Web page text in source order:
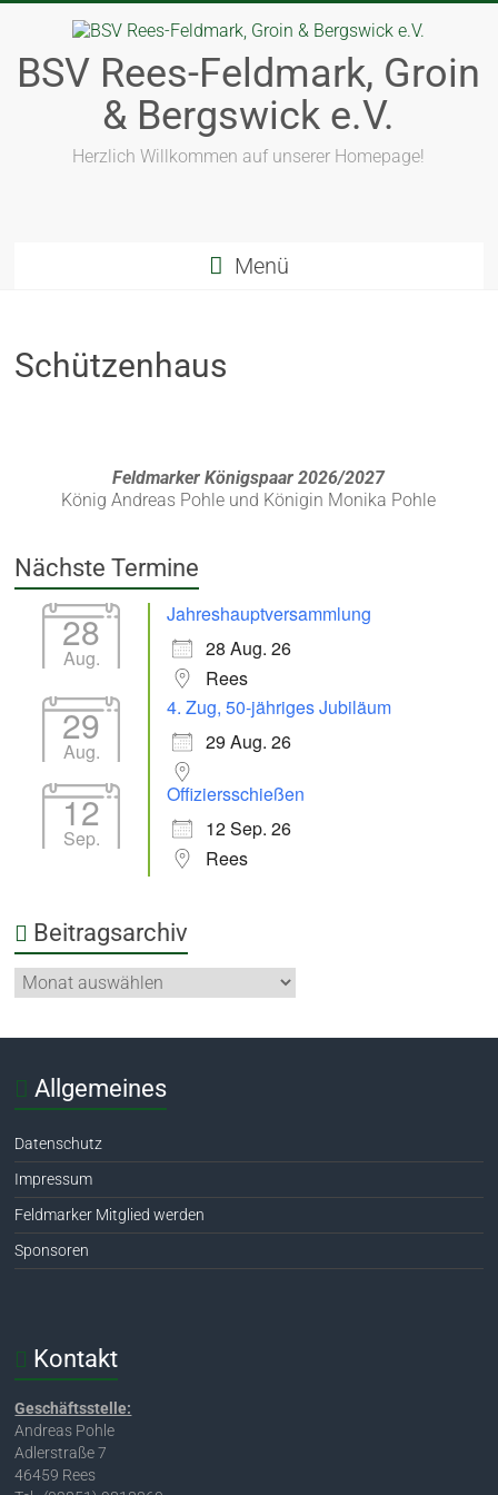
BSV Rees-Feldmark, Groin
& Bergswick e.V.
Herzlich Willkommen auf unserer Homepage!
Menü
Schützenhaus
Feldmarker Königspaar 2026/2027
König Andreas Pohle und Königin Monika Pohle
Nächste Termine
28
Aug.
Jahreshauptversammlung
28 Aug. 26
Rees
29
Aug.
4. Zug, 50-jähriges Jubiläum
29 Aug. 26
12
Sep.
Offiziersschießen
12 Sep. 26
Rees
Beitragsarchiv
Allgemeines
Datenschutz
Impressum
Feldmarker Mitglied werden
Sponsoren
Kontakt
Geschäftsstelle:
Andreas Pohle
Adlerstraße 7
46459 Rees